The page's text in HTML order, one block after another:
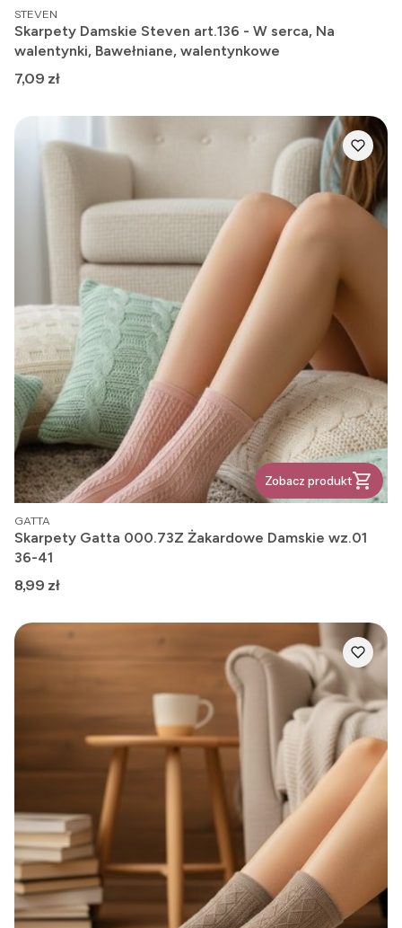
PRODUCENT
STEVEN
Skarpety Damskie Steven art.136 - W serca, Na
walentynki, Bawełniane, walentynkowe
Cena
7,09 zł
Zobacz produkt
PRODUCENT
GATTA
Skarpety Gatta 000.73Z Żakardowe Damskie wz.01
36-41
Cena
8,99 zł